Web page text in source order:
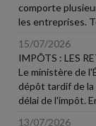
comporte
les entreprises.
15/07/2026
IMPÔTS : LES
Le ministère de
dépôt tardif de la
délai de l'impôt.
13/07/2026